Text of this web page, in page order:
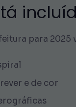
para 2025
e de cor